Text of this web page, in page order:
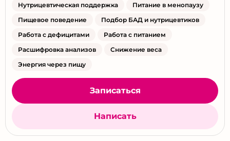
Нутрицевтическая поддержка
Питание в менопаузу
Пищевое поведение
Подбор БАД и нутрицевтиков
Работа с дефицитами
Работа с питанием
Расшифровка анализов
Снижение веса
Энергия через пищу
Записаться
Написать